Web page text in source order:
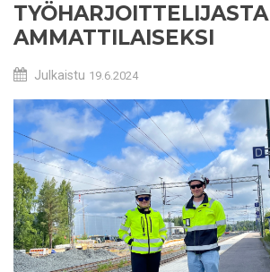
AMMATTILAISEKSI
Julkaistu 19.6.2024